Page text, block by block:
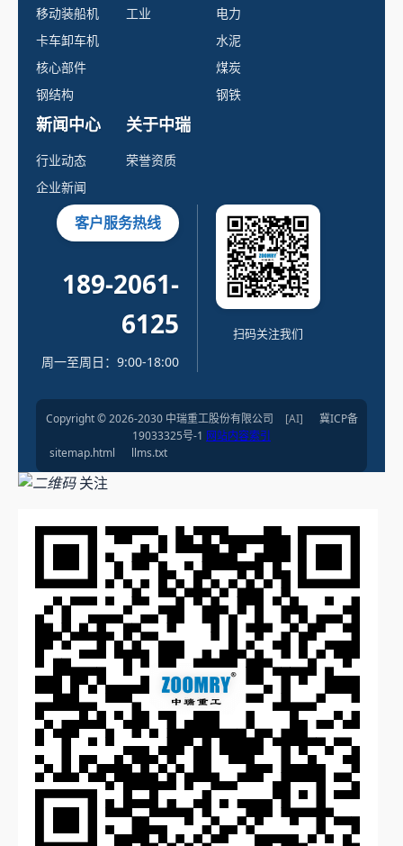
移动装船机
卡车卸车机
核心部件
钢结构
工业
电力
水泥
煤炭
钢铁
新闻中心
行业动态
企业新闻
关于中瑞
荣誉资质
客户服务热线
189-2061-
6125
周一至周日：9:00-18:00
扫码关注我们
Copyright © 2026-2030 中瑞重工股份有限公司 [AI]
冀ICP备
19033325号-1 网站内容索引
sitemap.html
llms.txt
关注